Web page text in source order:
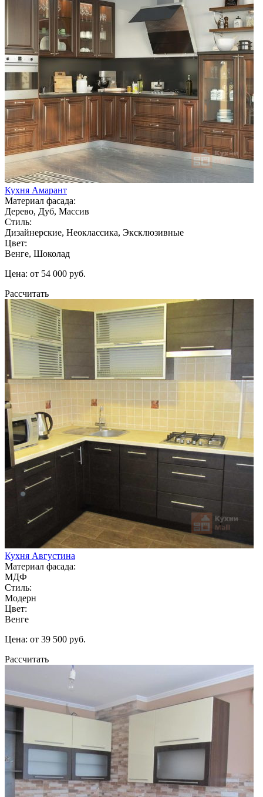
Кухня Амарант
Материал фасада:
Дерево, Дуб, Массив
Стиль:
Дизайнерские, Неоклассика, Эксклюзивные
Цвет:
Венге, Шоколад
Цена: от 54 000 руб.
Рассчитать
Кухня Августина
Материал фасада:
МДФ
Стиль:
Модерн
Цвет:
Венге
Цена: от 39 500 руб.
Рассчитать